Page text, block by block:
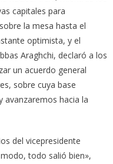
capitales para
la mesa hasta el
optimista, y el
Araghchi, declaró a los
un acuerdo general
sobre cuya base
avanzaremos hacia la
del vicepresidente
modo, todo salió bien»,